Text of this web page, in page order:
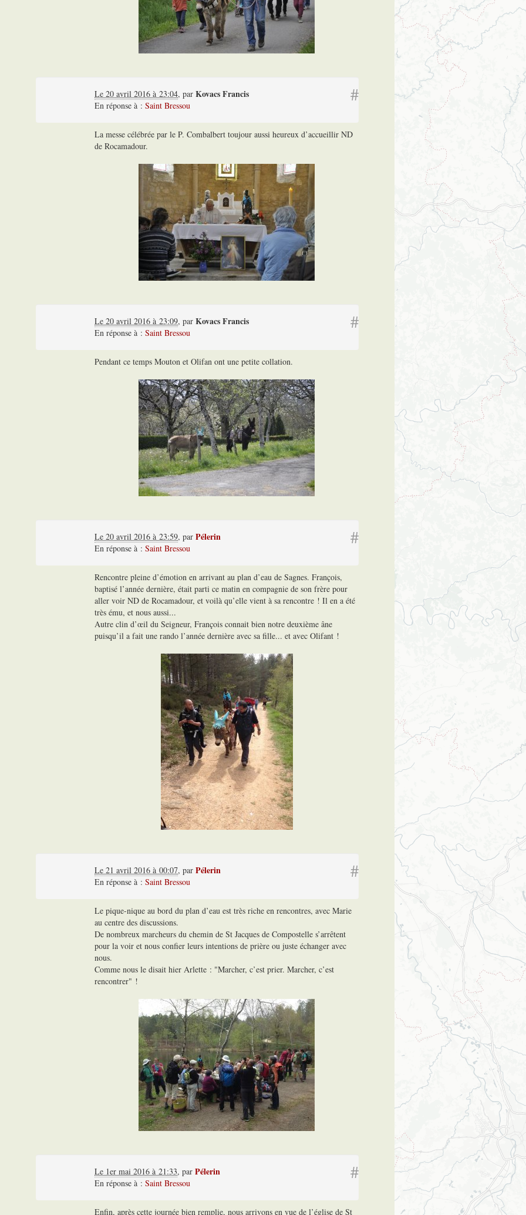
#
Le 20 avril 2016 à 23:04, par Kovacs Francis
En réponse à : Saint Bressou
La messe célébrée par le P. Combalbert toujour aussi heureux d’accueillir ND
de Rocamadour.
#
Le 20 avril 2016 à 23:09, par Kovacs Francis
En réponse à : Saint Bressou
Pendant ce temps Mouton et Olifan ont une petite collation.
#
Le 20 avril 2016 à 23:59, par Pélerin
En réponse à : Saint Bressou
Rencontre pleine d’émotion en arrivant au plan d’eau de Sagnes. François,
baptisé l’année dernière, était parti ce matin en compagnie de son frère pour
aller voir ND de Rocamadour, et voilà qu’elle vient à sa rencontre ! Il en a été
très ému, et nous aussi...
Autre clin d’œil du Seigneur, François connait bien notre deuxième âne
puisqu’il a fait une rando l’année dernière avec sa fille... et avec Olifant !
#
Le 21 avril 2016 à 00:07, par Pélerin
En réponse à : Saint Bressou
Le pique-nique au bord du plan d’eau est très riche en rencontres, avec Marie
au centre des discussions.
De nombreux marcheurs du chemin de St Jacques de Compostelle s’arrêtent
pour la voir et nous confier leurs intentions de prière ou juste échanger avec
nous.
Comme nous le disait hier Arlette : "Marcher, c’est prier. Marcher, c’est
rencontrer" !
#
Le 1er mai 2016 à 21:33, par Pélerin
En réponse à : Saint Bressou
Enfin, après cette journée bien remplie, nous arrivons en vue de l’église de St